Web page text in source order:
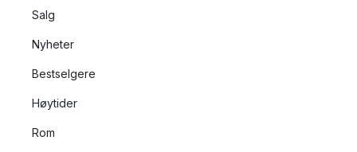
Salg
Nyheter
Bestselgere
Høytider
Rom